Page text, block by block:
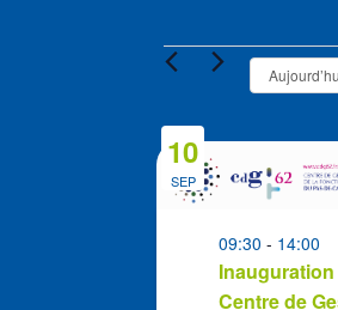
List
events
Photo
SEP
10
Centre de
09:30 - 14:00